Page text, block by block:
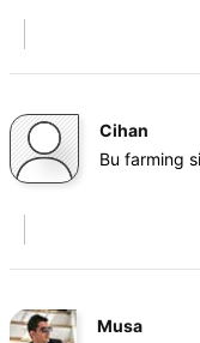
Cihan
Bu farming
Musa